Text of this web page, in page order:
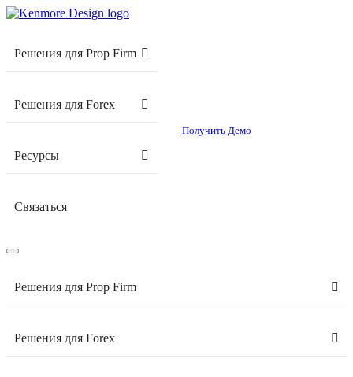
Решения для Prop Firm
Решения для Forex
Ресурсы
Связаться
Получить Демо
Решения для Prop Firm
Решения для Forex